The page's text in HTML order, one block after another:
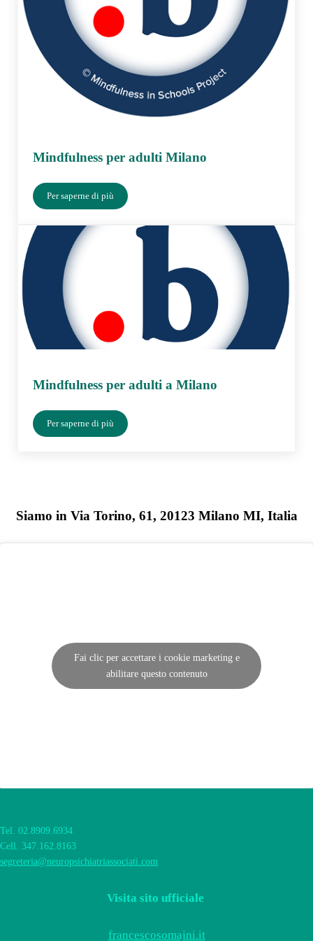
Mindfulness per adulti Milano
Per saperne di piùMindfulness per adulti Milano
Mindfulness per adulti a Milano
Per saperne di piùMindfulness per adulti a Milano
Siamo in Via Torino, 61, 20123 Milano MI, Italia
Fai clic per accettare i cookie marketing e
abilitare questo contenuto
Tel. 02.8909.6934
Cell. 347.162.8163
segreteria@neuropsichiatriassociati.com
Visita sito ufficiale
francescosomajni.it